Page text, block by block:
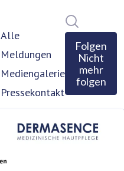
Alle
Meldungen
Mediengalerie
Pressekontakt
Folgen
Nicht
mehr
folgen